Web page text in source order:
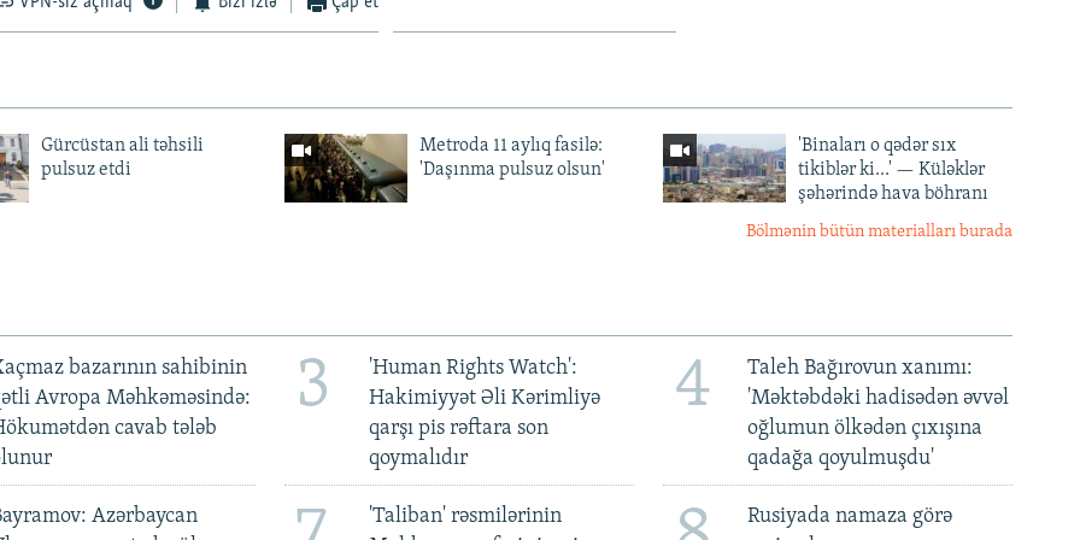
Gürcüstan ali təhsili
pulsuz etdi
Metroda 11 aylıq fasilə:
'Daşınma pulsuz olsun'
'Binaları o qədər sıx
tikiblər ki...' — Küləklər
şəhərində hava böhranı
Bölmənin bütün materialları burada
bazarının sahibinin
Avropa Məhkəməsində:
cavab tələb
3
'Human Rights Watch':
Hakimiyyət Əli Kərimliyə
qarşı pis rəftara son
qoymalıdır
4
Taleh Bağırovun xanımı:
'Məktəbdəki hadisədən əvvəl
oğlumun ölkədən çıxışına
qadağa qoyulmuşdu'
Azərbaycan
'Taliban' rəsmilərinin
Rusiyada namaza görə